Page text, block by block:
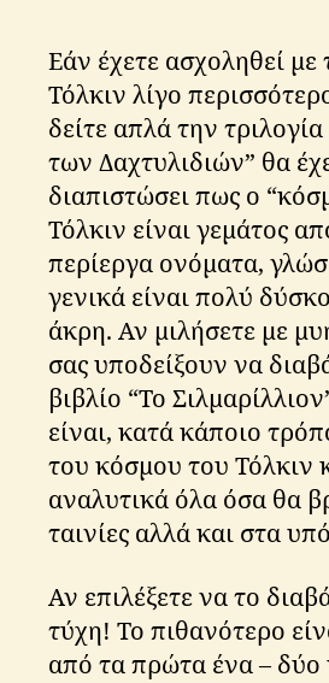
Εάν έχετε ασχοληθεί με
Τόλκιν λίγο
δείτε απλά την
των Δαχτυλιδιών” θα
διαπιστώσει πως ο
Τόλκιν είναι γεμάτος
περίεργα ονόματα,
γενικά είναι πολύ
άκρη. Αν μιλήσετε με
σας υποδείξουν να
βιβλίο “Το
είναι, κατά κάποιο
του κόσμου του Τόλκιν
αναλυτικά όλα όσα θα
ταινίες αλλά και στα
Αν επιλέξετε να το
τύχη! Το πιθανότερο
από τα πρώτα ένα – δύο